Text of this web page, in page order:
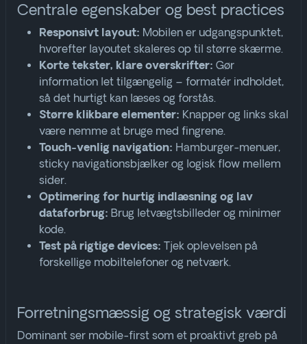
Centrale egenskaber og best practices
Responsivt layout: Mobilen er udgangspunktet,
hvorefter layoutet skaleres op til større skærme.
Korte tekster, klare overskrifter: Gør
information let tilgængelig – formatér indholdet,
så det hurtigt kan læses og forstås.
Større klikbare elementer: Knapper og links skal
være nemme at bruge med fingrene.
Touch-venlig navigation: Hamburger-menuer,
sticky navigationsbjælker og logisk flow mellem
sider.
Optimering for hurtig indlæsning og lav
dataforbrug: Brug letvægtsbilleder og minimer
kode.
Test på rigtige devices: Tjek oplevelsen på
forskellige mobiltelefoner og netværk.
Forretningsmæssig og strategisk værdi
Dominant ser mobile-first som et proaktivt greb på